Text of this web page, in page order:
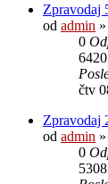
Zpravodaj
od admin »
0
6420
čtv
Zpravodaj
od admin »
0
5308